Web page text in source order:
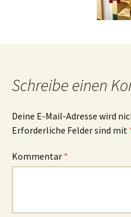
Schreibe einen
Deine E-Mail-Adresse wird
Erforderliche Felder sind mit
Kommentar *